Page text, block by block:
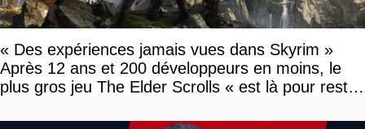
« Des expériences jamais vues dans Skyrim »
Après 12 ans et 200 développeurs en moins, le
plus gros jeu The Elder Scrolls « est là pour rester